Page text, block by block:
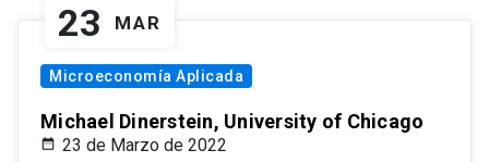
23 MAR
Microeconomía Aplicada
Michael Dinerstein, University of Chicago
23 de Marzo de 2022